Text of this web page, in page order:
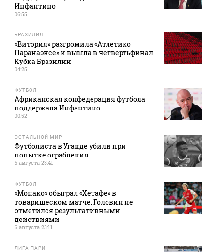
Инфантино
06:55
БРАЗИЛИЯ
«Витория» разгромила «Атлетико
Паранаэнсе» и вышла в четвертьфинал
Кубка Бразилии
04:25
ФУТБОЛ
Африканская конфедерация футбола
поддержала Инфантино
00:52
ОСТАЛЬНОЙ МИР
Футболиста в Уганде убили при
попытке ограбления
6 августа 23:41
ФУТБОЛ
«Монако» обыграл «Хетафе» в
товарищеском матче, Головин не
отметился результативными
действиями
6 августа 23:11
ЛИГА ПАРИ